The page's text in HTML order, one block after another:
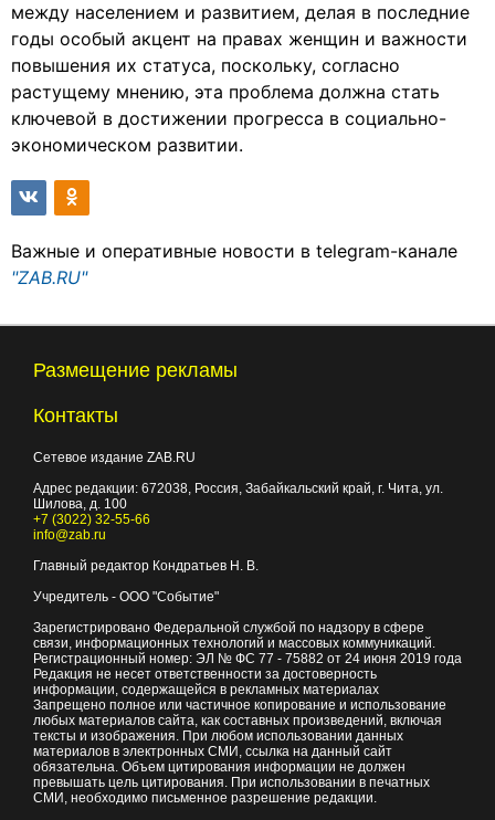
между населением и развитием, делая в последние
годы особый акцент на правах женщин и важности
повышения их статуса, поскольку, согласно
растущему мнению, эта проблема должна стать
ключевой в достижении прогресса в социально-
экономическом развитии.
Важные и оперативные новости в telegram-канале
"ZAB.RU"
Размещение рекламы
Контакты
Сетевое издание ZAB.RU
Адрес редакции: 672038, Россия, Забайкальский край, г. Чита, ул.
Шилова, д. 100
+7 (3022) 32-55-66
info@zab.ru
Главный редактор Кондратьев Н. В.
Учредитель - ООО "Событие"
Зарегистрировано Федеральной службой по надзору в сфере
связи, информационных технологий и массовых коммуникаций.
Регистрационный номер: ЭЛ № ФС 77 - 75882 от 24 июня 2019 года
Редакция не несет ответственности за достоверность
информации, содержащейся в рекламных материалах
Запрещено полное или частичное копирование и использование
любых материалов сайта, как составных произведений, включая
тексты и изображения. При любом использовании данных
материалов в электронных СМИ, ссылка на данный сайт
обязательна. Объем цитирования информации не должен
превышать цель цитирования. При использовании в печатных
СМИ, необходимо письменное разрешение редакции.